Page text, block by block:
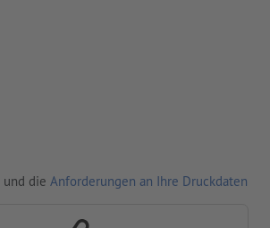
und die Anforderungen an Ihre Druckdaten